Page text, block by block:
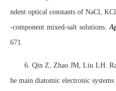
ndent optical constants of NaCl,
-component mixed-salt solutions.
671.
6. Qin Z, Zhao JM, Liu LH.
he main diatomic electronic